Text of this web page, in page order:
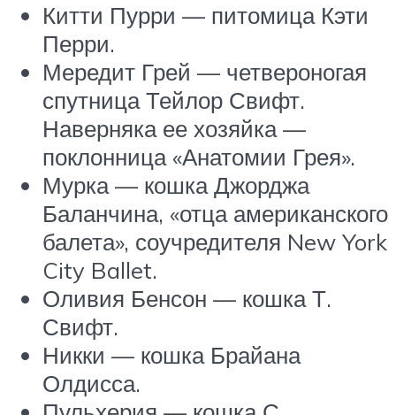
Китти Пурри — питомица Кэти
Перри.
Мередит Грей — четвероногая
спутница Тейлор Свифт.
Наверняка ее хозяйка —
поклонница «Анатомии Грея».
Мурка — кошка Джорджа
Баланчина, «отца американского
балета», соучредителя New York
City Ballet.
Оливия Бенсон — кошка Т.
Свифт.
Никки — кошка Брайана
Олдисса.